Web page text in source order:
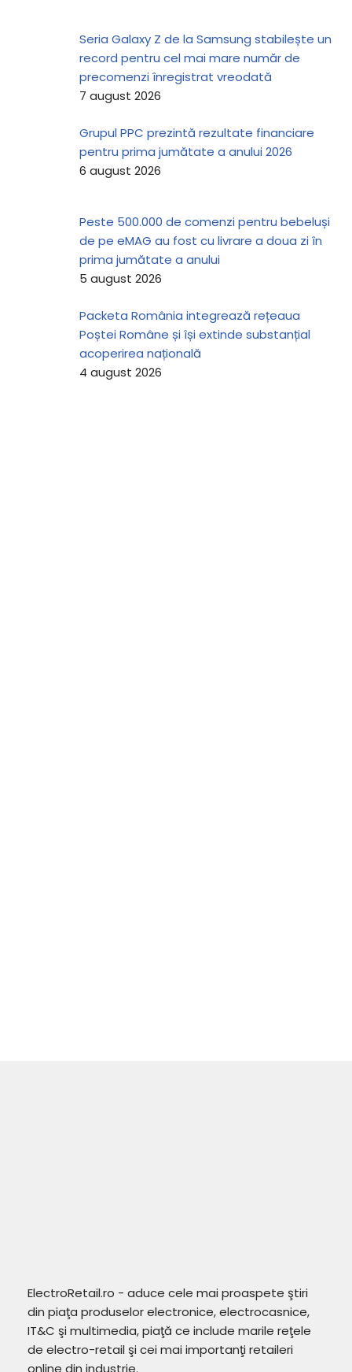
Seria Galaxy Z de la Samsung stabilește un
record pentru cel mai mare număr de
precomenzi înregistrat vreodată
7 august 2026
Grupul PPC prezintă rezultate financiare
pentru prima jumătate a anului 2026
6 august 2026
Peste 500.000 de comenzi pentru bebeluși
de pe eMAG au fost cu livrare a doua zi în
prima jumătate a anului
5 august 2026
Packeta România integrează rețeaua
Poștei Române și își extinde substanțial
acoperirea națională
4 august 2026
ElectroRetail.ro - aduce cele mai proaspete ştiri
din piaţa produselor electronice, electrocasnice,
IT&C şi multimedia, piaţă ce include marile reţele
de electro-retail şi cei mai importanţi retaileri
online din industrie.